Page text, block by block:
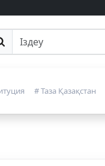
іздеу
# Таза Қазақстан